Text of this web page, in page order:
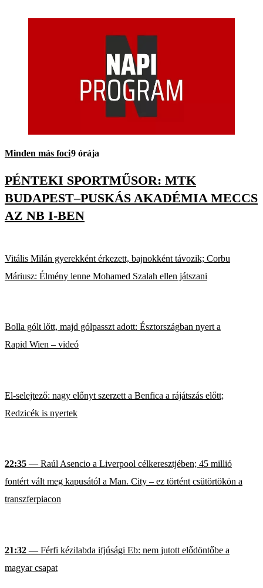
Minden más foci9 órája
PÉNTEKI SPORTMŰSOR: MTK
BUDAPEST–PUSKÁS AKADÉMIA MECCS
AZ NB I-BEN
Vitális Milán gyerekként érkezett, bajnokként távozik; Corbu
Máriusz: Élmény lenne Mohamed Szalah ellen játszani
Bolla gólt lőtt, majd gólpasszt adott: Észtországban nyert a
Rapid Wien – videó
El-selejtező: nagy előnyt szerzett a Benfica a rájátszás előtt;
Redzicék is nyertek
22:35 — Raúl Asencio a Liverpool célkeresztjében; 45 millió
fontért vált meg kapusától a Man. City – ez történt csütörtökön a
transzferpiacon
21:32 — Férfi kézilabda ifjúsági Eb: nem jutott elődöntőbe a
magyar csapat